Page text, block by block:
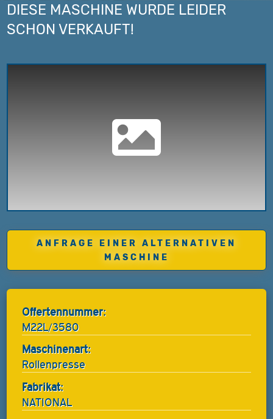
DIESE MASCHINE WURDE LEIDER
SCHON VERKAUFT!
ANFRAGE EINER ALTERNATIVEN
MASCHINE
Offertennummer:
M22L/3580
Maschinenart:
Rollenpresse
Fabrikat:
NATIONAL